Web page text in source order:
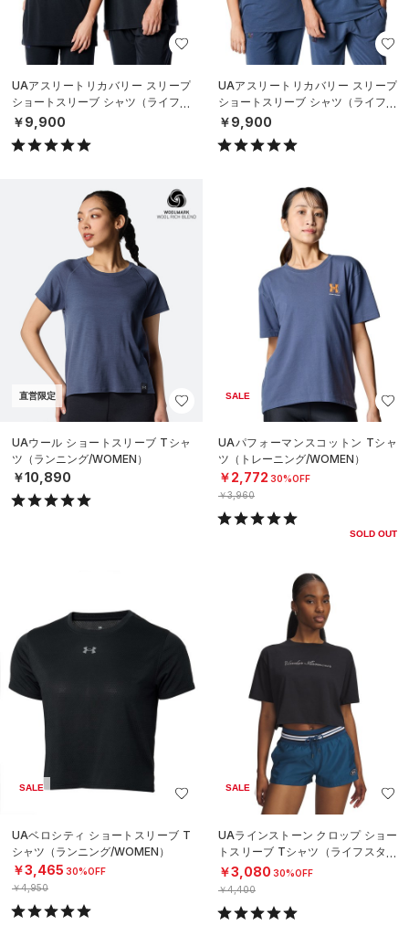
UAアスリートリカバリー スリープ
ショートスリーブ シャツ（ライフス
タイル/UNISEX）
￥9,900
UAアスリートリカバリー スリープ
ショートスリーブ シャツ（ライフス
タイル/UNISEX）
￥9,900
直営限定
UAウール ショートスリーブ Tシャ
ツ（ランニング/WOMEN）
￥10,890
SALE
UAパフォーマンスコットン Tシャ
ツ（トレーニング/WOMEN）
￥2,772 30%OFF
￥3,960
SOLD OUT
SALE
UAベロシティ ショートスリーブ T
シャツ（ランニング/WOMEN）
￥3,465 30%OFF
￥4,950
SALE
UAラインストーン クロップ ショー
トスリーブ Tシャツ（ライフスタイ
ル/WOMEN）
￥3,080 30%OFF
￥4,400